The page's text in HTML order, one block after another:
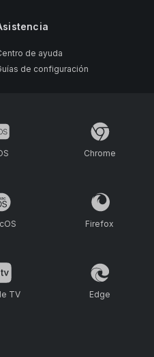
de ayuda
de configuración
Chrome
Firefox
TV Edge